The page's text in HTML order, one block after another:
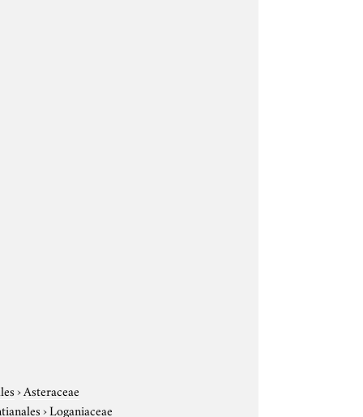
›Asteraceae
›Loganiaceae